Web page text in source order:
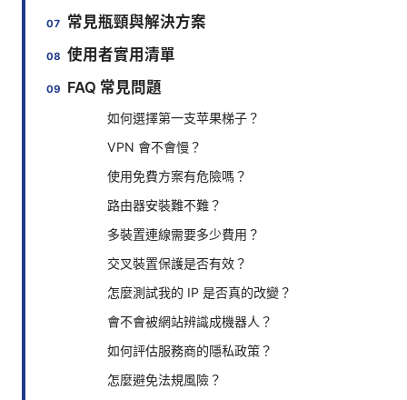
常見瓶頸與解決方案
使用者實用清單
FAQ 常見問題
如何選擇第一支苹果梯子？
VPN 會不會慢？
使用免費方案有危險嗎？
路由器安裝難不難？
多裝置連線需要多少費用？
交叉裝置保護是否有效？
怎麼測試我的 IP 是否真的改變？
會不會被網站辨識成機器人？
如何評估服務商的隱私政策？
怎麼避免法規風險？